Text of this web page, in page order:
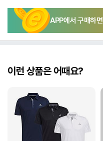
APP에서 구매하면
이런 상품은 어때요?